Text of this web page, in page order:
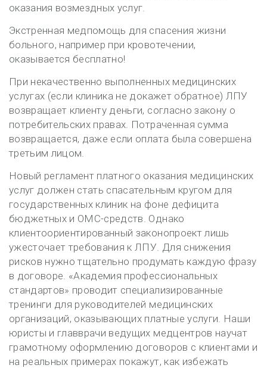
оказания возмездных услуг.
Экстренная медпомощь для спасения жизни
больного, например при кровотечении,
оказывается бесплатно!
При некачественно выполненных медицинских
услугах (если клиника не докажет обратное) ЛПУ
возвращает клиенту деньги, согласно закону о
потребительских правах. Потраченная сумма
возвращается, даже если оплата была совершена
третьим лицом.
Новый регламент платного оказания медицинских
услуг должен стать спасательным кругом для
государственных клиник на фоне дефицита
бюджетных и ОМС-средств. Однако
клиентоориентированный законопроект лишь
ужесточает требования к ЛПУ. Для снижения
рисков нужно тщательно продумать каждую фразу
в договоре. «Академия профессиональных
стандартов» проводит специализированные
тренинги для руководителей медицинских
организаций, оказывающих платные услуги. Наши
юристы и главврачи ведущих медцентров научат
грамотному оформлению договоров с клиентами и
на реальных примерах покажут, как избежать